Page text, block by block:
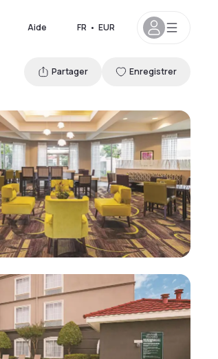
Aide FR • EUR
Partager Enregistrer